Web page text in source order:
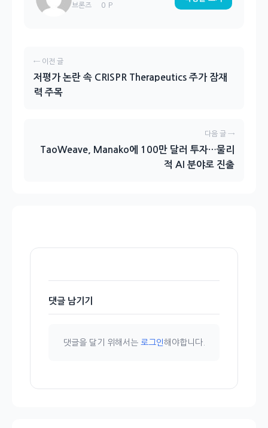
브론즈 0 P
← 이전 글
저평가 논란 속 CRISPR Therapeutics 주가 잠재
력 주목
다음 글 →
TaoWeave, Manako에 100만 달러 투자…물리
적 AI 분야로 진출
댓글 남기기
댓글을 달기 위해서는 로그인해야합니다.